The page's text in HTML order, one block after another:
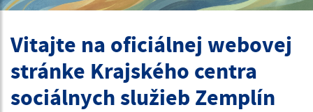
Vitajte na oficiálnej webovej
stránke Krajského centra
sociálnych služieb Zemplín